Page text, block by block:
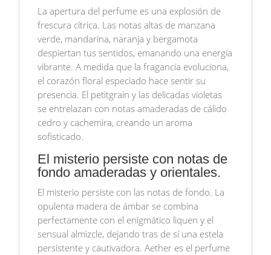
La apertura del perfume es una explosión de
frescura cítrica. Las notas altas de manzana
verde, mandarina, naranja y bergamota
despiertan tus sentidos, emanando una energía
vibrante. A medida que la fragancia evoluciona,
el corazón floral especiado hace sentir su
presencia. El petitgrain y las delicadas violetas
se entrelazan con notas amaderadas de cálido
cedro y cachemira, creando un aroma
sofisticado.
El misterio persiste con notas de
fondo amaderadas y orientales.
El misterio persiste con las notas de fondo. La
opulenta madera de ámbar se combina
perfectamente con el enigmático liquen y el
sensual almizcle, dejando tras de sí una estela
persistente y cautivadora. Aether es el perfume